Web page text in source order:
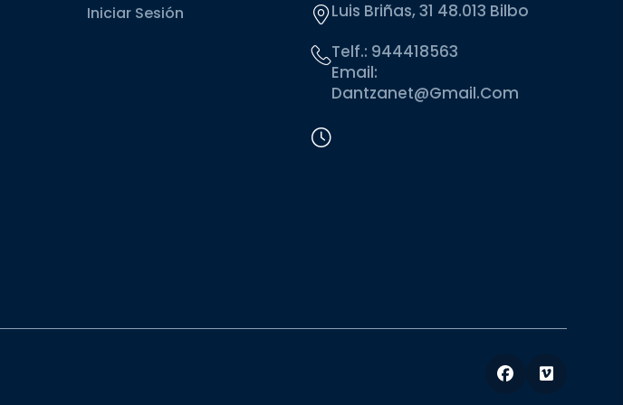
Iniciar Sesión
Luis Briñas, 31 48.013 Bilbo
Telf.: 944418563
Email:
Dantzanet@gmail.com
Facebook
Vimeo